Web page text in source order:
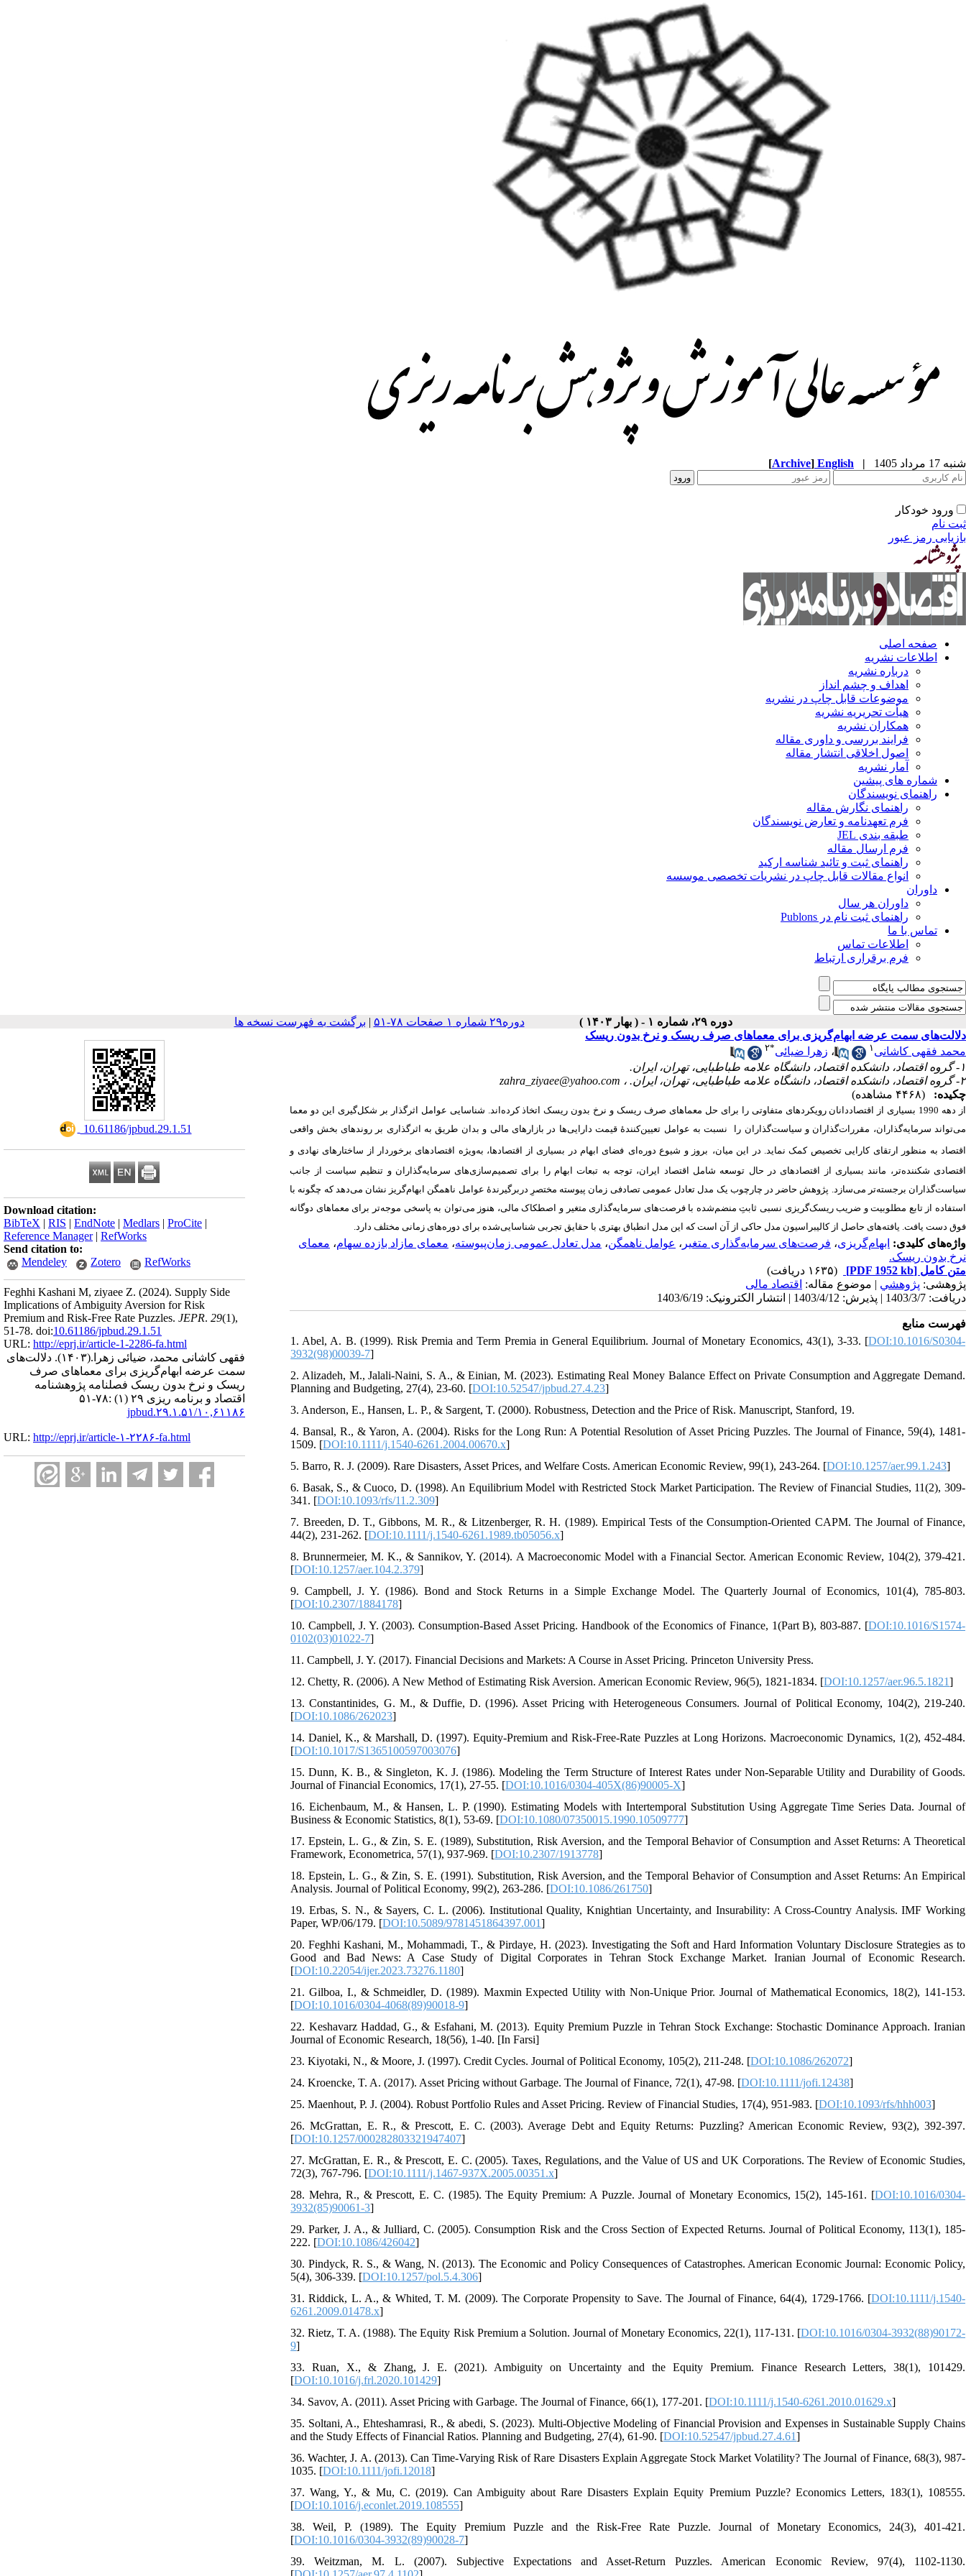
شنبه 17 مرداد 1405 |
English
[Archive]
ورود خودکار
ثبت نام
بازیابی رمز عبور
صفحه اصلی
اطلاعات نشریه
درباره نشریه
اهداف و چشم انداز
موضوعات قابل چاپ در نشریه
هیأت تحریریه نشریه
همکاران نشریه
فرایند بررسی و داوری مقاله
اصول اخلاقی انتشار مقاله
آمار نشریه
شماره های پیشین
راهنمای نویسندگان
راهنمای نگارش مقاله
فرم تعهدنامه و تعارض نویسندگان
طبقه بندی JEL
فرم ارسال مقاله
راهنمای ثبت و تائید شناسه ارکید
انواع مقالات قابل چاپ در نشریات تخصصی موسسه
داوران
داوران هر سال
راهنمای ثبت نام در Publons
تماس با ما
اطلاعات تماس
فرم برقراری ارتباط
دوره ۲۹، شماره ۱ - ( بهار ۱۴۰۳ ) دوره۲۹ شماره ۱ صفحات ۷۸-۵۱ | برگشت به فهرست نسخه ها
‎ 10.61186/jpbud.29.1.51
Download citation:
BibTeX | RIS | EndNote | Medlars | ProCite |
Reference Manager| RefWorks
Send citation to:
Mendeley
Zotero RefWorks
Feghhi Kashani M, ziyaee Z. (2024). Supply Side
Implications of Ambiguity Aversion for Risk
Premium and Risk-Free Rate Puzzles. JEPR. 29(1),
51-78. doi:10.61186/jpbud.29.1.51
URL: http://eprj.ir/article-1-2286-fa.html
فقهی کاشانی محمد، ضیائی زهرا.(۱۴۰۳).
دلالت‌های
سمت عرضه ابهام‌گریزی برای معماهای صرف
ریسک و نرخ بدون ریسک فصلنامه پژوهشنامه
اقتصاد و برنامه ریزی ۲۹ (۱) :۷۸-۵۱
۱۰,۶۱۱۸۶/jpbud.۲۹.۱.۵۱
URL: http://eprj.ir/article-۱-۲۲۸۶-fa.html
دلالت‌های سمت عرضه ابهام‌گریزی برای معماهای صرف ریسک و نرخ بدون ریسک
محمد فقهی کاشانی ۱ ، زهرا ضیائی*۲
۱- گروه اقتصاد، دانشکده اقتصاد، دانشگاه علامه طباطبایی، تهران، ایران.
۲- گروه اقتصاد، دانشکده اقتصاد، دانشگاه علامه طباطبایی، تهران، ایران. ،
zahra_ziyaee@yahoo.com
چکیده:
(۴۴۶۸ مشاهده)
از دهه 1990 بسیاری از اقتصاددانان رویکردهای متفاوتی را برای حل معماهای صرف ریسک و نرخ بدون ریسک اتخاذ کرده‌اند
شناسایی عوامل اثرگذار بر شکل‌گیری این دو معما
می‌تواند سرمایه‌گذاران، مقررات‌گذاران و سیاست‌‏گذاران را نسبت به عوامل تعیین‌کنندۀ قیمت دارایی‌ها در بازارهای مالی و بدان طریق به اثرگذاری بر روندهای بخش واقعی
اقتصاد به منظور ارتقای کارایی تخصیص کمک نماید
در این میان، بروز و شیوع دورهای فضای ابهام در بسیاری از اقتصادها، به‌ویژه اقتصادهای برخوردار از ساختارهای نهادی و
اقتصادی شکننده‌تر، مانند بسیاری از اقتصادهای در حال توسعه شامل اقتصاد ایران، توجه به تبعات ابهام را برای تصمیم‌سازی‌های سرمایه‌گذاران و تنظیم سیاست از جانب
سیاست‌‏گذاران برجسته‌تر می‌سازد. پژوهش حاضر در چارچوب یک مدل تعادل عمومی تصادفی زمان ‏پیوسته مختصرِ دربرگیرندۀ عوامل ناهمگن ابهام‌گریز نشان می‌دهد که چگونه با
استفاده از تابع مطلوبیت و ضریب ریسک‌گریزی نسبی ثابتِ منضم‌‏شده با فرصت‌های سرمایه‌‌گذاری متغیر و اصطکاک مالی، هنوز می‌توان به پاسخی موجه‌تر برای معماهای دوگانه
فوق دست یافت یافته‌های حاصل از کالیبراسیون مدل حاکی از آن است که این مدل انطباق بهتری با حقایق تجربی شناسایی‌‏شده برای دورههای زمانی مختلف دارد
واژه‌های کلیدی: ابهام‌گریزی، فرصت‌های سرمایه‌گذاری متغیر ، عوامل ناهمگن، مدل تعادل عمومی زمان‌پیوسته، معمای مازاد بازده سهام، معمای
نرخ بدون ریسک.
متن کامل [PDF 1952 kb]
(۱۶۳۵ دریافت)
پژوهشی: پژوهشي | موضوع مقاله: اقتصاد مالی
دریافت: 1403/3/7 | پذیرش: 1403/4/12 | انتشار الکترونیک: 1403/6/19
فهرست منابع
1. Abel, A. B. (1999). Risk Premia and Term Premia in General Equilibrium. Journal of Monetary Economics, 43(1), 3-33. [DOI:10.1016/S0304-
3932(98)00039-7]
2. Alizadeh, M., Jalali-Naini, S. A., & Einian, M. (2023). Estimating Real Money Balance Effect on Private Consumption and Aggregate Demand.
Planning and Budgeting, 27(4), 23-60. [DOI:10.52547/jpbud.27.4.23]
3. Anderson, E., Hansen, L. P., & Sargent, T. (2000). Robustness, Detection and the Price of Risk. Manuscript, Stanford, 19.
4. Bansal, R., & Yaron, A. (2004). Risks for the Long Run: A Potential Resolution of Asset Pricing Puzzles. The Journal of Finance, 59(4), 1481-
1509. [DOI:10.1111/j.1540-6261.2004.00670.x]
5. Barro, R. J. (2009). Rare Disasters, Asset Prices, and Welfare Costs. American Economic Review, 99(1), 243-264. [DOI:10.1257/aer.99.1.243]
6. Basak, S., & Cuoco, D. (1998). An Equilibrium Model with Restricted Stock Market Participation. The Review of Financial Studies, 11(2), 309-
341. [DOI:10.1093/rfs/11.2.309]
7. Breeden, D. T., Gibbons, M. R., & Litzenberger, R. H. (1989). Empirical Tests of the Consumption‐Oriented CAPM. The Journal of Finance,
44(2), 231-262. [DOI:10.1111/j.1540-6261.1989.tb05056.x]
8. Brunnermeier, M. K., & Sannikov, Y. (2014). A Macroeconomic Model with a Financial Sector. American Economic Review, 104(2), 379-421.
[DOI:10.1257/aer.104.2.379]
9. Campbell, J. Y. (1986). Bond and Stock Returns in a Simple Exchange Model. The Quarterly Journal of Economics, 101(4), 785-803.
[DOI:10.2307/1884178]
10. Campbell, J. Y. (2003). Consumption-Based Asset Pricing. Handbook of the Economics of Finance, 1(Part B), 803-887. [DOI:10.1016/S1574-
0102(03)01022-7]
11. Campbell, J. Y. (2017). Financial Decisions and Markets: A Course in Asset Pricing. Princeton University Press.
12. Chetty, R. (2006). A New Method of Estimating Risk Aversion. American Economic Review, 96(5), 1821-1834. [DOI:10.1257/aer.96.5.1821]
13. Constantinides, G. M., & Duffie, D. (1996). Asset Pricing with Heterogeneous Consumers. Journal of Political Economy, 104(2), 219-240.
[DOI:10.1086/262023]
14. Daniel, K., & Marshall, D. (1997). Equity-Premium and Risk-Free-Rate Puzzles at Long Horizons. Macroeconomic Dynamics, 1(2), 452-484.
[DOI:10.1017/S1365100597003076]
15. Dunn, K. B., & Singleton, K. J. (1986). Modeling the Term Structure of Interest Rates under Non-Separable Utility and Durability of Goods.
Journal of Financial Economics, 17(1), 27-55. [DOI:10.1016/0304-405X(86)90005-X]
16. Eichenbaum, M., & Hansen, L. P. (1990). Estimating Models with Intertemporal Substitution Using Aggregate Time Series Data. Journal of
Business & Economic Statistics, 8(1), 53-69. [DOI:10.1080/07350015.1990.10509777]
17. Epstein, L. G., & Zin, S. E. (1989), Substitution, Risk Aversion, and the Temporal Behavior of Consumption and Asset Returns: A Theoretical
Framework, Econometrica, 57(1), 937-969. [DOI:10.2307/1913778]
18. Epstein, L. G., & Zin, S. E. (1991). Substitution, Risk Aversion, and the Temporal Behavior of Consumption and Asset Returns: An Empirical
Analysis. Journal of Political Economy, 99(2), 263-286. [DOI:10.1086/261750]
19. Erbas, S. N., & Sayers, C. L. (2006). Institutional Quality, Knightian Uncertainty, and Insurability: A Cross-Country Analysis. IMF Working
Paper, WP/06/179. [DOI:10.5089/9781451864397.001]
20. Feghhi Kashani, M., Mohammadi, T., & Pirdaye, H. (2023). Investigating the Soft and Hard Information Voluntary Disclosure Strategies as to
Good and Bad News: A Case Study of Digital Corporates in Tehran Stock Exchange Market. Iranian Journal of Economic Research.
[DOI:10.22054/ijer.2023.73276.1180]
21. Gilboa, I., & Schmeidler, D. (1989). Maxmin Expected Utility with Non-Unique Prior. Journal of Mathematical Economics, 18(2), 141-153.
[DOI:10.1016/0304-4068(89)90018-9]
22. Keshavarz Haddad, G., & Esfahani, M. (2013). Equity Premium Puzzle in Tehran Stock Exchange: Stochastic Dominance Approach. Iranian
Journal of Economic Research, 18(56), 1-40. [In Farsi]
23. Kiyotaki, N., & Moore, J. (1997). Credit Cycles. Journal of Political Economy, 105(2), 211-248. [DOI:10.1086/262072]
24. Kroencke, T. A. (2017). Asset Pricing without Garbage. The Journal of Finance, 72(1), 47-98. [DOI:10.1111/jofi.12438]
25. Maenhout, P. J. (2004). Robust Portfolio Rules and Asset Pricing. Review of Financial Studies, 17(4), 951-983. [DOI:10.1093/rfs/hhh003]
26. McGrattan, E. R., & Prescott, E. C. (2003). Average Debt and Equity Returns: Puzzling? American Economic Review, 93(2), 392-397.
[DOI:10.1257/000282803321947407]
27. McGrattan, E. R., & Prescott, E. C. (2005). Taxes, Regulations, and the Value of US and UK Corporations. The Review of Economic Studies,
72(3), 767-796. [DOI:10.1111/j.1467-937X.2005.00351.x]
28. Mehra, R., & Prescott, E. C. (1985). The Equity Premium: A Puzzle. Journal of Monetary Economics, 15(2), 145-161. [DOI:10.1016/0304-
3932(85)90061-3]
29. Parker, J. A., & Julliard, C. (2005). Consumption Risk and the Cross Section of Expected Returns. Journal of Political Economy, 113(1), 185-
222. [DOI:10.1086/426042]
30. Pindyck, R. S., & Wang, N. (2013). The Economic and Policy Consequences of Catastrophes. American Economic Journal: Economic Policy,
5(4), 306-339. [DOI:10.1257/pol.5.4.306]
31. Riddick, L. A., & Whited, T. M. (2009). The Corporate Propensity to Save. The Journal of Finance, 64(4), 1729-1766. [DOI:10.1111/j.1540-
6261.2009.01478.x]
32. Rietz, T. A. (1988). The Equity Risk Premium a Solution. Journal of Monetary Economics, 22(1), 117-131. [DOI:10.1016/0304-3932(88)90172-
9]
33. Ruan, X., & Zhang, J. E. (2021). Ambiguity on Uncertainty and the Equity Premium. Finance Research Letters, 38(1), 101429.
[DOI:10.1016/j.frl.2020.101429]
34. Savov, A. (2011). Asset Pricing with Garbage. The Journal of Finance, 66(1), 177-201. [DOI:10.1111/j.1540-6261.2010.01629.x]
35. Soltani, A., Ehteshamrasi, R., & abedi, S. (2023). Multi-Objective Modeling of Financial Provision and Expenses in Sustainable Supply Chains
and the Study Effects of Financial Ratios. Planning and Budgeting, 27(4), 61-90. [DOI:10.52547/jpbud.27.4.61]
36. Wachter, J. A. (2013). Can Time‐Varying Risk of Rare Disasters Explain Aggregate Stock Market Volatility? The Journal of Finance, 68(3), 987-
1035. [DOI:10.1111/jofi.12018]
37. Wang, Y., & Mu, C. (2019). Can Ambiguity about Rare Disasters Explain Equity Premium Puzzle? Economics Letters, 183(1), 108555.
[DOI:10.1016/j.econlet.2019.108555]
38. Weil, P. (1989). The Equity Premium Puzzle and the Risk-Free Rate Puzzle. Journal of Monetary Economics, 24(3), 401-421.
[DOI:10.1016/0304-3932(89)90028-7]
39. Weitzman, M. L. (2007). Subjective Expectations and Asset-Return Puzzles. American Economic Review, 97(4), 1102-1130.